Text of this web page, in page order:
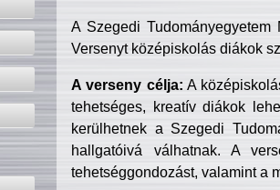
A Szegedi
Versenyt középiskolás diákok
A verseny célja: A
tehetséges, kreatív diákok
kerülhetnek a Szegedi
hallgatóivá válhatnak. A
tehetséggondozást, valamint a